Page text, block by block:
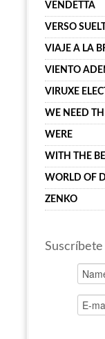
VENDETTA
VERSO
VIAJE A LA
VIENTO
VIRUXE
WE NEED
WERE
WITH THE
WORLD OF
ZENKO